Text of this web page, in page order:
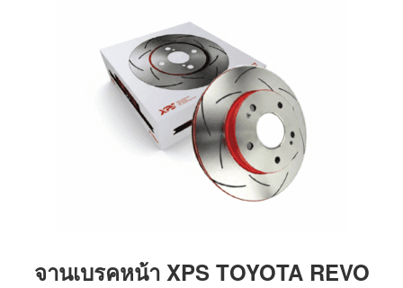
จานเบรคหน้า XPS TOYOTA REVO